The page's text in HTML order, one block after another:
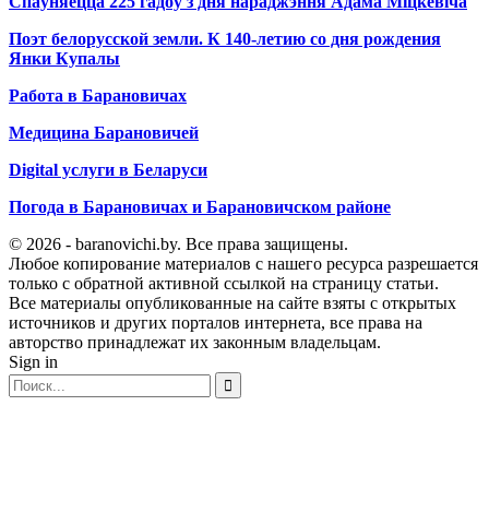
Поэт белорусской земли. К 140-летию со дня рождения
Янки Купалы
Работа в Барановичах
Медицина Барановичей
Digital услуги в Беларуси
Погода в Барановичах и Барановичском районе
© 2026 - baranovichi.by. Все права защищены.
Любое копирование материалов с нашего ресурса разрешается
только с обратной активной ссылкой на страницу статьи.
Все материалы опубликованные на сайте взяты с открытых
источников и других порталов интернета, все права на
авторство принадлежат их законным владельцам.
Sign in